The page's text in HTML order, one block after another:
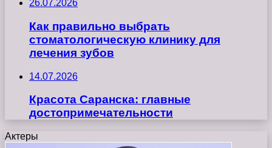
26.07.2026
Как правильно выбрать
стоматологическую клинику для
лечения зубов
14.07.2026
Красота Саранска: главные
достопримечательности
Актеры